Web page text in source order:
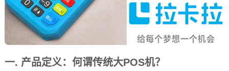
一. 产品定义：何谓传统大POS机？